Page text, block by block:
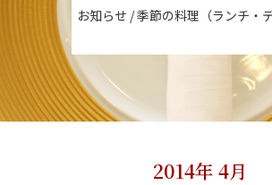
お知らせ / 季節の料理（ランチ・デ
2014年 4月
MENU
ACCESS
NEWS